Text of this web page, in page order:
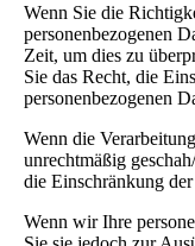
Wenn Sie die
personenbezogenen
Zeit, um dies zu
Sie das Recht, die
personenbezogenen
Wenn die
unrechtmäßig
die Einschränkung
Wenn wir Ihre